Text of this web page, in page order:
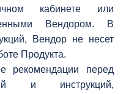
кабинете или
Вендором. В
Вендор не несет
Продукта.
рекомендации перед
и инструкций,